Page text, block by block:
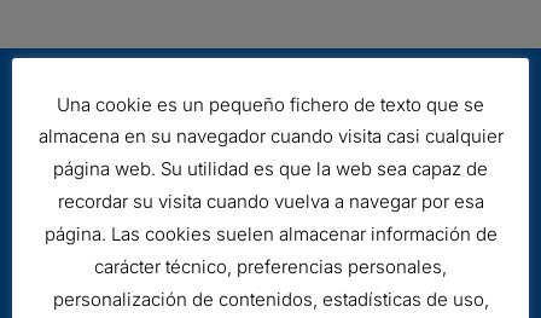
Aviso legal
Una cookie es un pequeño fichero de texto que se
almacena en su navegador cuando visita casi cualquier
página web. Su utilidad es que la web sea capaz de
recordar su visita cuando vuelva a navegar por esa
página. Las cookies suelen almacenar información de
carácter técnico, preferencias personales,
personalización de contenidos, estadísticas de uso,